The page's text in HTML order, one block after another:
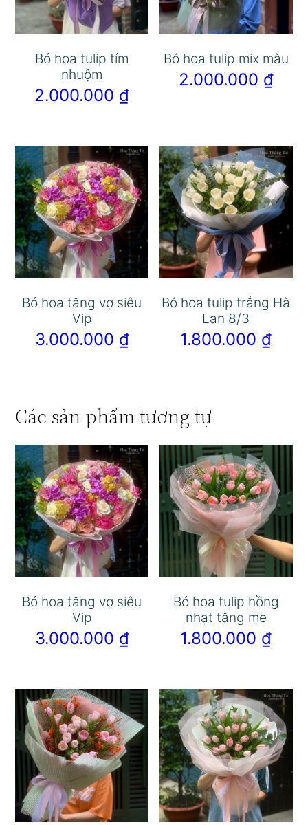
Bó hoa tulip tím
nhuộm
2.000.000 ₫
Bó hoa tulip mix màu
2.000.000 ₫
Bó hoa tặng vợ siêu
Vip
3.000.000 ₫
Bó hoa tulip trắng Hà
Lan 8/3
1.800.000 ₫
Các sản phẩm tương tự
Bó hoa tặng vợ siêu
Vip
3.000.000 ₫
Bó hoa tulip hồng
nhạt tặng mẹ
1.800.000 ₫